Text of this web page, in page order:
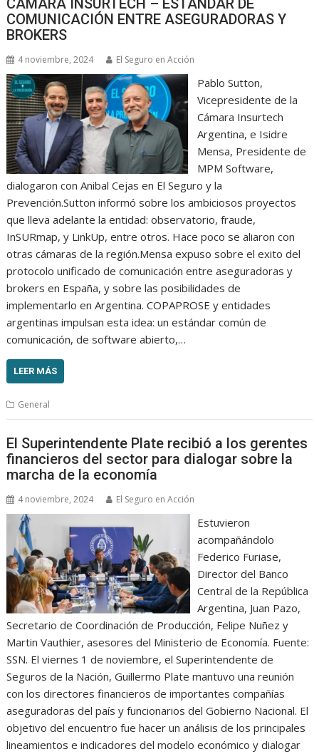
COMUNICACIÓN ENTRE ASEGURADORAS Y
BROKERS
4 noviembre, 2024 El Seguro en Acción
Pablo Sutton,
Vicepresidente de la
Cámara Insurtech
Argentina, e Isidre
Mensa, Presidente de
MPM Software,
dialogaron con Anibal Cejas en El Seguro y la
Prevención.Sutton informó sobre los ambiciosos proyectos
que lleva adelante la entidad: observatorio, fraude,
InSURmap, y LinkUp, entre otros. Hace poco se aliaron con
otras cámaras de la región.Mensa expuso sobre el exito del
protocolo unificado de comunicación entre aseguradoras y
brokers en España, y sobre las posibilidades de
implementarlo en Argentina. COPAPROSE y entidades
argentinas impulsan esta idea: un estándar común de
comunicación, de software abierto,…
LEER MÁS
General
El Superintendente Plate recibió a los gerentes
financieros del sector para dialogar sobre la
marcha de la economía
4 noviembre, 2024 El Seguro en Acción
Estuvieron
acompañándolo
Federico Furiase,
Director del Banco
Central de la República
Argentina, Juan Pazo,
Secretario de Coordinación de Producción, Felipe Nuñez y
Martin Vauthier, asesores del Ministerio de Economía. Fuente:
SSN. El viernes 1 de noviembre, el Superintendente de
Seguros de la Nación, Guillermo Plate mantuvo una reunión
con los directores financieros de importantes compañías
aseguradoras del país y funcionarios del Gobierno Nacional. El
objetivo del encuentro fue hacer un análisis de los principales
lineamientos e indicadores del modelo económico y dialogar